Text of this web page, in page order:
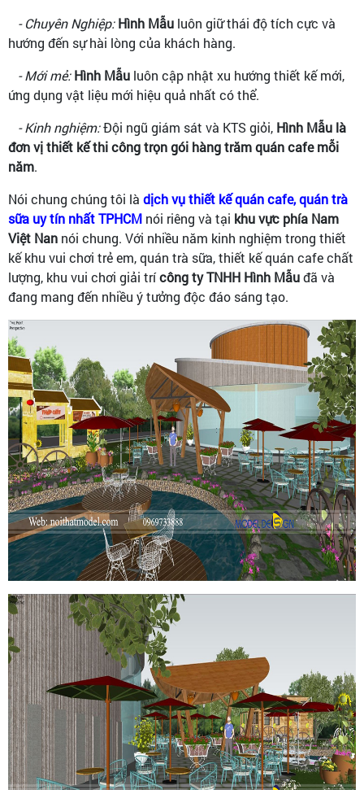
- Chuyên Nghiệp: Hình Mẫu luôn giữ thái độ tích cực và
hướng đến sự hài lòng của khách hàng.
- Mới mẻ:Hình Mẫu luôn cập nhật xu hướng thiết kế mới,
ứng dụng vật liệu mới hiệu quả nhất có thể.
- Kinh nghiệm:Đội ngũ giám sát và KTS giỏi, Hình Mẫu là
đơn vị thiết kế thi công trọn gói hàng trăm quán cafe mỗi
năm.
Nói chung chúng tôi là dịch vụ thiết kế quán cafe, quán trà
sữa uy tín nhất TPHCM nói riêng và tại khu vực phía Nam
Việt Nan nói chung. Với nhiều năm kinh nghiệm trong thiết
kế khu vui chơi trẻ em, quán trà sữa, thiết kế quán cafe chất
lượng, khu vui chơi giải trícông ty TNHH Hình Mẫuđã và
đang mang đến nhiều ý tưởng độc đáo sáng tạo.